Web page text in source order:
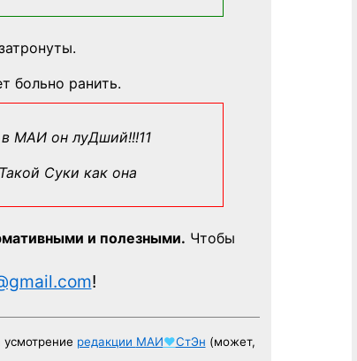
больно ранить.
в МАИ он луДший!!!11
Суки как она
и полезными. Чтобы
!
редакции МАИ♥СтЭн (может,